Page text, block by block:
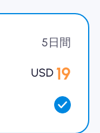
5日間
USD 19